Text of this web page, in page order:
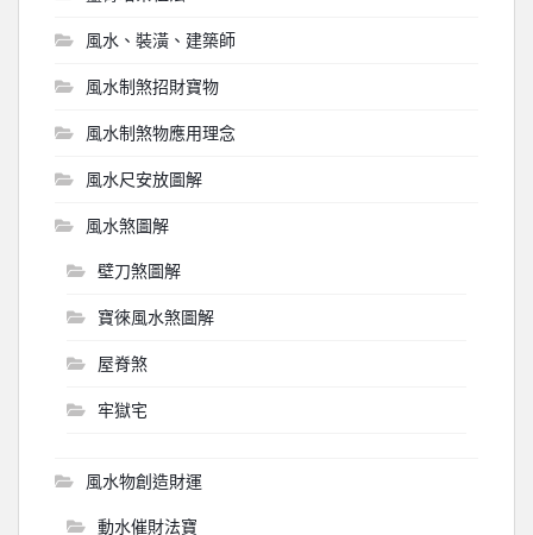
風水、裝潢、建築師
風水制煞招財寶物
風水制煞物應用理念
風水尺安放圖解
風水煞圖解
壁刀煞圖解
寶徠風水煞圖解
屋脊煞
牢獄宅
風水物創造財運
動水催財法寶